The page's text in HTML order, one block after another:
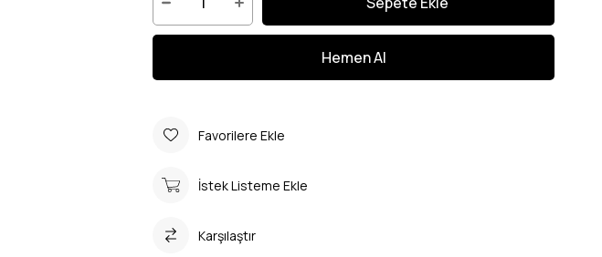
Favorilere Ekle
İstek Listeme Ekle
Karşılaştır